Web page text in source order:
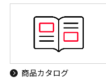
商品カタログ